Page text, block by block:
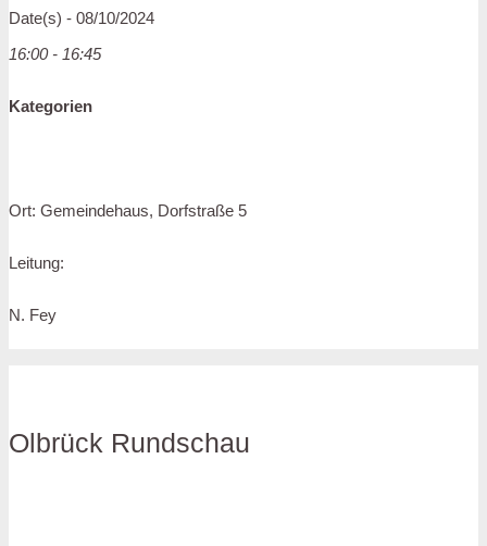
Date(s) - 08/10/2024
16:00 - 16:45
Kategorien
Ort: Gemeindehaus, Dorfstraße 5
Leitung:
N. Fey
Olbrück Rundschau